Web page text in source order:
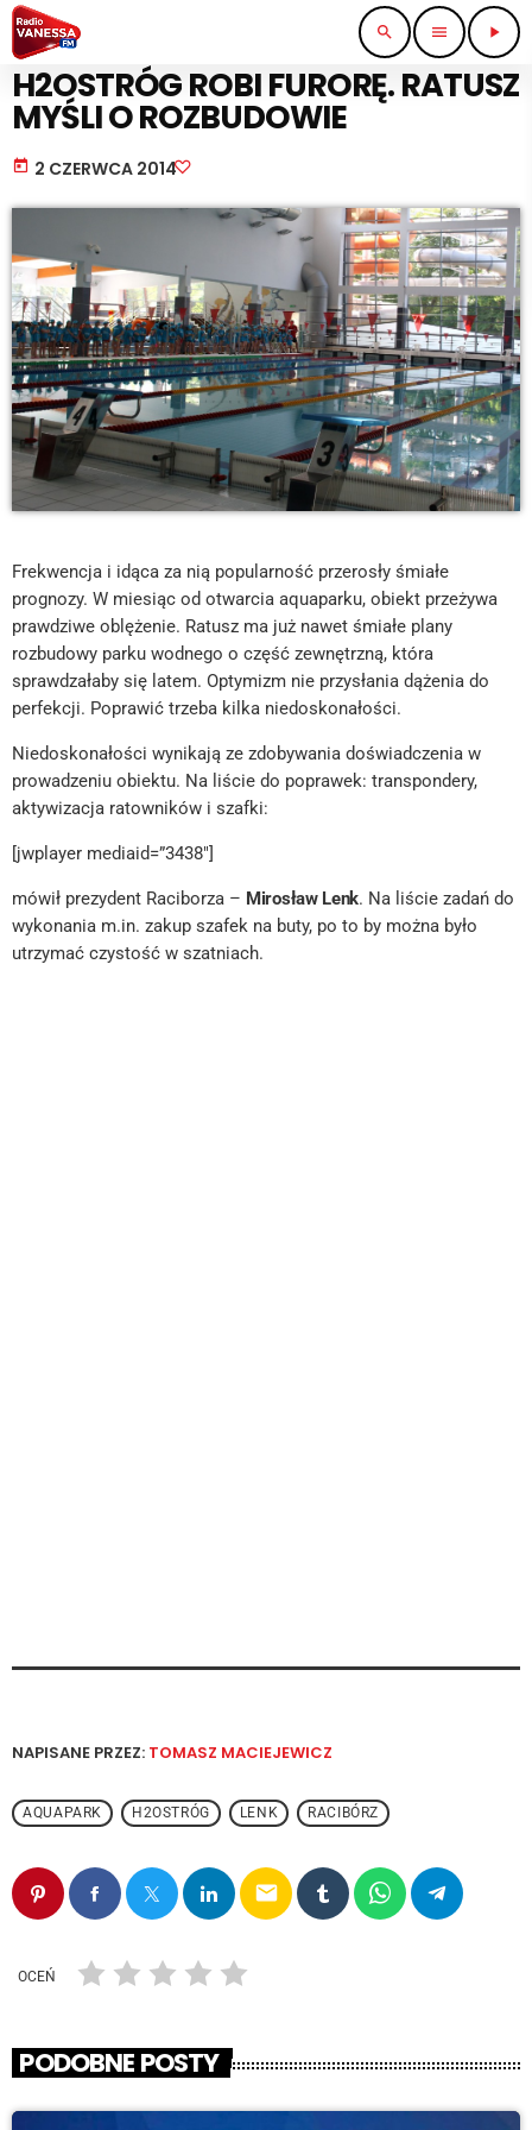
search menu play_arrow
SPORT I TURYSTYKA
H2OSTRÓG ROBI FURORĘ. RATUSZ
MYŚLI O ROZBUDOWIE
today 2 CZERWCA 2014
Frekwencja i idąca za nią popularność przerosły śmiałe
prognozy. W miesiąc od otwarcia aquaparku, obiekt przeżywa
prawdziwe oblężenie. Ratusz ma już nawet śmiałe plany
rozbudowy parku wodnego o część zewnętrzną, która
sprawdzałaby się latem. Optymizm nie przysłania dążenia do
perfekcji. Poprawić trzeba kilka niedoskonałości.
Niedoskonałości wynikają ze zdobywania doświadczenia w
prowadzeniu obiektu. Na liście do poprawek: transpondery,
aktywizacja ratowników i szafki:
[jwplayer mediaid=”3438″]
mówił prezydent Raciborza – Mirosław Lenk. Na liście zadań do
wykonania m.in. zakup szafek na buty, po to by można było
utrzymać czystość w szatniach.
NAPISANE PRZEZ: TOMASZ MACIEJEWICZ
AQUAPARK H2OSTRÓG LENK RACIBÓRZ
email
OCEŃ
PODOBNE POSTY